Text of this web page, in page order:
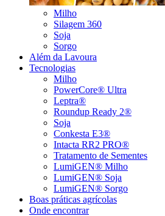
Milho
Silagem 360
Soja
Sorgo
Além da Lavoura
Tecnologias
Milho
PowerCore® Ultra
Leptra®
Roundup Ready 2®
Soja
Conkesta E3®
Intacta RR2 PRO®
Tratamento de Sementes
LumiGEN® Milho
LumiGEN® Soja
LumiGEN® Sorgo
Boas práticas agrícolas
Onde encontrar